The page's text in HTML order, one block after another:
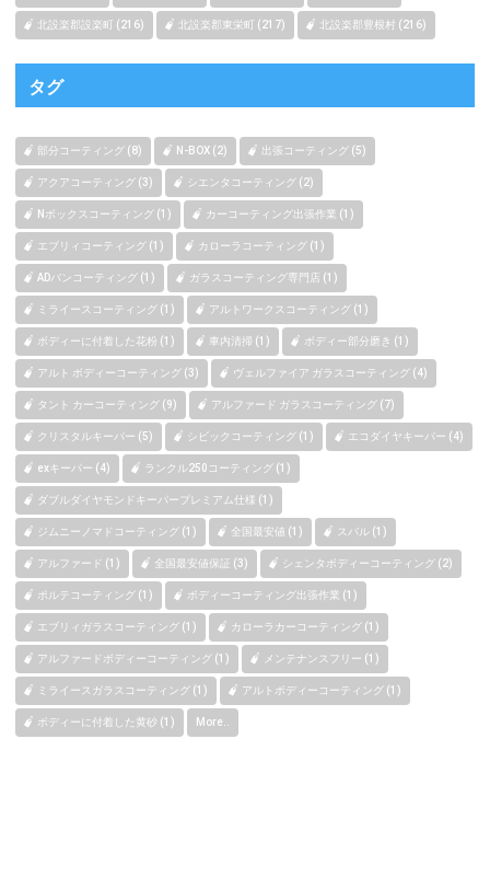
北設楽郡設楽町 (216) 北設楽郡東栄町 (217) 北設楽郡豊根村 (216)
タグ
部分コーティング (8) N-BOX (2) 出張コーティング (5)
アクアコーティング (3) シエンタコーティング (2)
Nボックスコーティング (1) カーコーティング出張作業 (1)
エブリィコーティング (1) カローラコーティング (1)
ADバンコーティング (1) ガラスコーティング専門店 (1)
ミライースコーティング (1) アルトワークスコーティング (1)
ボディーに付着した花粉 (1) 車内清掃 (1) ボディー部分磨き (1)
アルト ボディーコーティング (3) ヴェルファイア ガラスコーティング (4)
タント カーコーティング (9) アルファード ガラスコーティング (7)
クリスタルキーパー (5) シビックコーティング (1) エコダイヤキーパー (4)
exキーパー (4) ランクル250コーティング (1)
ダブルダイヤモンドキーパープレミアム仕様 (1)
ジムニーノマドコーティング (1) 全国最安値 (1) スバル (1)
アルファード (1) 全国最安値保証 (3) シェンタボディーコーティング (2)
ポルテコーティング (1) ボディーコーティング出張作業 (1)
エブリィガラスコーティング (1) カローラカーコーティング (1)
アルファードボディーコーティング (1) メンテナンスフリー (1)
ミライースガラスコーティング (1) アルトボディーコーティング (1)
ボディーに付着した黄砂 (1) More..